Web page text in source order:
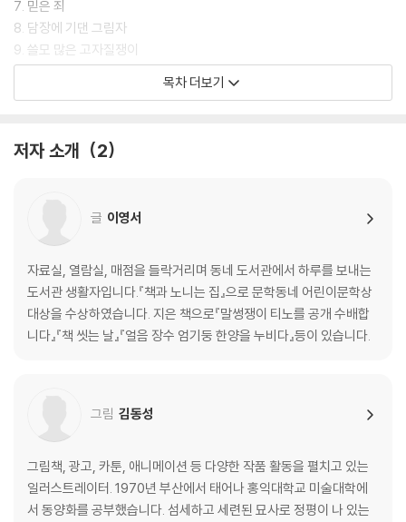
7. 믿은 죄
8. 담장에 기댄 그림자
9. 쓸모 많은 고자질쟁이
10. 필사쟁이, 장이
14. 낙심이
심사평 : 새로운 역사동화의 장을 열다
목차 더보기
저자 소개 2
글 이영서
자료실, 열람실, 매점을 들락거리며 동네 도서관에서 하루를 보내는
도서관 생활자입니다.『책과 노니는 집』으로 문학동네 어린이문학상
대상을 수상하였습니다. 지은 책으로『말썽쟁이 티노를 공개 수배합
니다』『책 씻는 날』『얼음 장수 엄기둥 한양을 누비다』등이 있습니다.
그림 김동성
그림책, 광고, 카툰, 애니메이션 등 다양한 작품 활동을 펼치고 있는
일러스트레이터. 1970년 부산에서 태어나 홍익대학교 미술대학에
서 동양화를 공부했습니다. 섬세하고 세련된 묘사로 정평이 나 있는